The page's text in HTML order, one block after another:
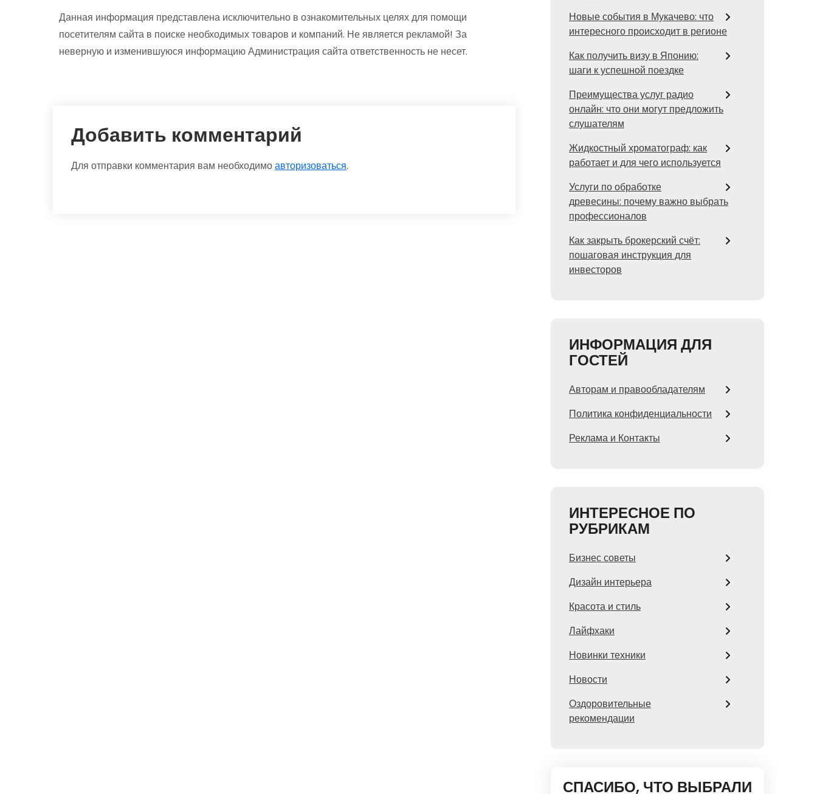
Данная информация представлена исключительно в ознакомительных целях для помощи
посетителям сайта в поиске необходимых товаров и компаний. Не является рекламой! За
неверную и изменившуюся информацию Администрация сайта ответственность не несет.
Добавить комментарий
Для отправки комментария вам необходимоавторизоваться.
Новые события в Мукачево: что
интересного происходит в регионе
Как получить визу в Японию:
шаги к успешной поездке
Преимущества услуг радио
онлайн: что они могут предложить
слушателям
Жидкостный хроматограф: как
работает и для чего используется
Услуги по обработке
древесины: почему важно выбрать
профессионалов
Как закрыть брокерский счёт:
пошаговая инструкция для
инвесторов
ИНФОРМАЦИЯ ДЛЯ
ГОСТЕЙ
Авторам и правообладателям
Политика конфиденциальности
Реклама и Контакты
ИНТЕРЕСНОЕ ПО
РУБРИКАМ
Бизнес советы
Дизайн интерьера
Красота и стиль
Лайфхаки
Новинки техники
Новости
Оздоровительные
рекомендации
СПАСИБО, ЧТО ВЫБРАЛИ